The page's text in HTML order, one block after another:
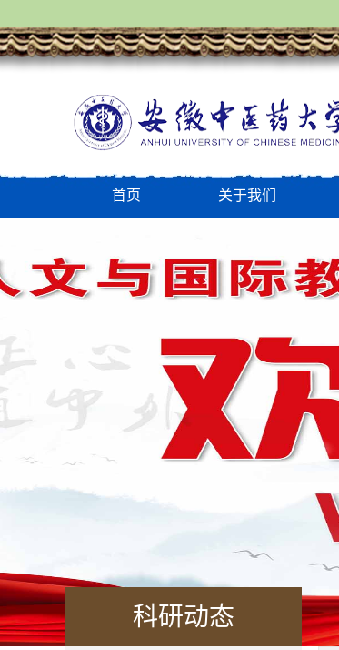
首页 关于我们
科研动态